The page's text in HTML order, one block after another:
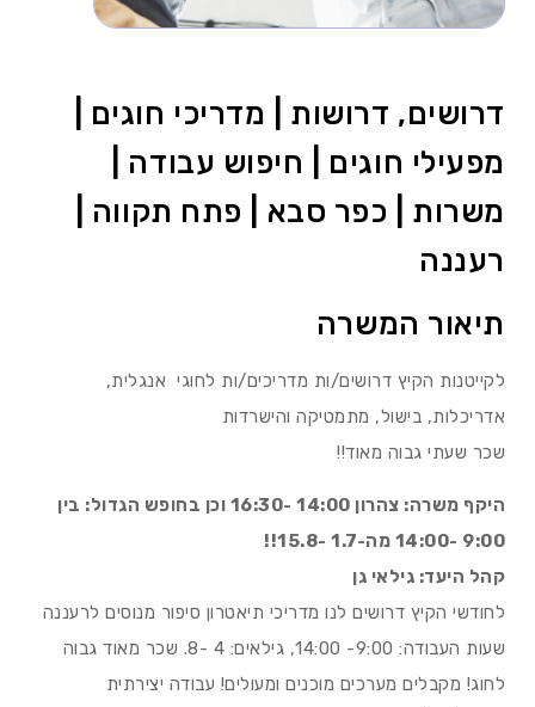
דרושים, דרושות | מדריכי חוגים |
מפעילי חוגים | חיפוש עבודה |
משרות | כפר סבא | פתח תקווה |
רעננה
תיאור המשרה
לקייטנות הקיץ דרושים/ות מדריכים/ות לחוגי אנגלית,
אדריכלות, בישול, מתמטיקה והישרדות
שכר שעתי גבוה מאוד!!
היקף משרה: צהרון 14:00 -16:30 וכן בחופש הגדול: בין
9:00 -14:00 מה-1.7 -15.8!!
קהל היעד: גילאי גן
לחודשי הקיץ דרושים לנו מדריכי תיאטרון סיפור מנוסים לרעננה
שעות העבודה: 9:00- 14:00, גילאים: 4 -8. שכר מאוד גבוה
לחוג! מקבלים מערכים מוכנים ומעולים! עבודה יצירתית